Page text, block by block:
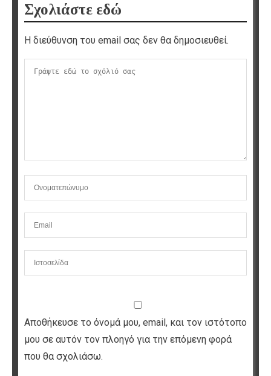
Σχολιάστε εδώ
Η διεύθυνση του email σας δεν θα δημοσιευθεί.
Αποθήκευσε το όνομά μου, email, και τον ιστότοπο
μου σε αυτόν τον πλοηγό για την επόμενη φορά
που θα σχολιάσω.